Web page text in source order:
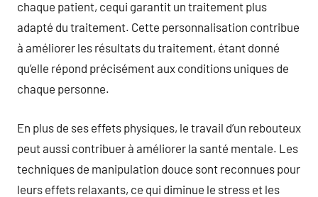
chaque patient, cequi garantit un traitement plus
adapté du traitement. Cette personnalisation contribue
à améliorer les résultats du traitement, étant donné
qu’elle répond précisément aux conditions uniques de
chaque personne.
En plus de ses effets physiques, le travail d’un rebouteux
peut aussi contribuer à améliorer la santé mentale. Les
techniques de manipulation douce sont reconnues pour
leurs effets relaxants, ce qui diminue le stress et les